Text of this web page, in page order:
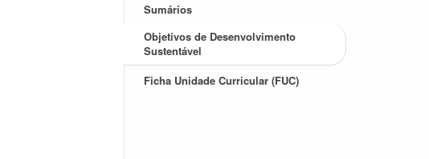
Sumários
Objetivos de Desenvolvimento
Sustentável
Ficha Unidade Curricular (FUC)